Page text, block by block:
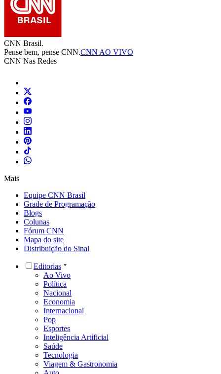
CNN Brasil.
Pense bem, pense CNN.CNN AO VIVO
CNN Nas Redes
Mais
Equipe CNN Brasil
Grade de Programação
Blogs
Colunas
Fórum CNN
Mapa do site
Distribuição do Sinal
Editorias
Ao Vivo
Política
Nacional
Economia
Internacional
Pop
Esportes
Inteligência Artificial
Saúde
Tecnologia
Viagem & Gastronomia